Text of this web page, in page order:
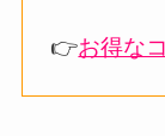
👉お得な